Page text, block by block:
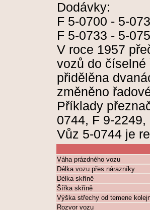
Dodávky:
F 5-0700 - 5-
F 5-0733 - 5-
V roce 1957
vozů do číselné
přidělěna
změněno
Příklady
0744, F 9-
Vůz 5-0744 je
Váha prázdného vozu
Délka vozu přes nárazníky
Délka skříně
Šířka skříně
Výška střechy od temene
Rozvor vozu